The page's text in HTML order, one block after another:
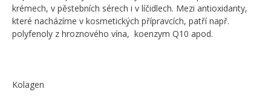
krémech, v pěstebních sérech i v líčidlech. Mezi antioxidanty,
které nacházíme v kosmetických přípravcích, patří např.
polyfenoly z hroznového vína, koenzym Q10 apod.
Kolagen